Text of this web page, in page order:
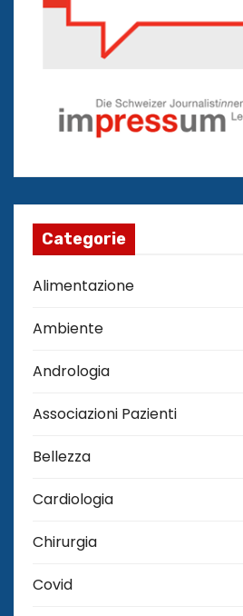
Categorie
Alimentazione
Ambiente
Andrologia
Associazioni Pazienti
Bellezza
Cardiologia
Chirurgia
Covid